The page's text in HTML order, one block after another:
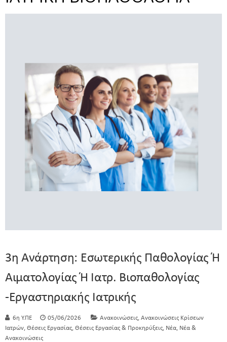
3η Ανάρτηση: Εσωτερικής Παθολογίας Ή
Αιματολογίας Ή Ιατρ. Βιοπαθολογίας
-Εργαστηριακής Ιατρικής
6η Υ.ΠΕ 05/06/2026 Ανακοινώσεις Ανακοινώσεις Κρίσεων
Ιατρών Θέσεις Εργασίας Θέσεις Εργασίας & Προκηρύξεις Νέα Νέα &
Ανακοινώσεις